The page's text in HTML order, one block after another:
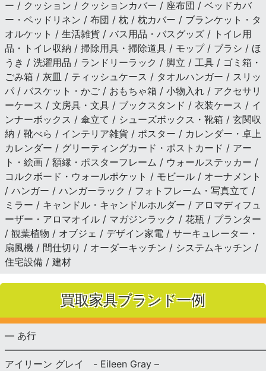
ー / クッション / クッションカバー / 座布団 / ベッドカバ
ー・ベッドリネン / 布団 / 枕 / 枕カバー / ブランケット・タ
オルケット / 生活雑貨 / バス用品・バスグッズ / トイレ用
品・トイレ収納 / 掃除用具・掃除道具 / モップ / ブラシ / ほ
うき / 洗濯用品 / ランドリーラック / 脚立 / 工具 / ゴミ箱・
ごみ箱 / 灰皿 / ティッシュケース / タオルハンガー / スリッ
パ / バスケット・かご / おもちゃ箱 / 小物入れ / アクセサリ
ーケース / 文房具・文具 / ブックスタンド / 衣装ケース / イ
ンナーボックス / 傘立て / シューズボックス・靴箱 / 玄関収
納 / 靴べら / インテリア雑貨 / ポスター / カレンダー・卓上
カレンダー / グリーティングカード・ポストカード / アー
ト・絵画 / 額縁・ポスターフレーム / ウォールステッカー /
コルクボード・ウォールポケット / モビール / オーナメント
/ ハンガー / ハンガーラック / フォトフレーム・写真立て /
ミラー / キャンドル・キャンドルホルダー / アロマディフュ
ーザー・アロマオイル / マガジンラック / 花瓶 / プランター
/ 観葉植物 / オブジェ / デザイン家電 / サーキュレーター・
扇風機 / 間仕切り / オーダーキッチン / システムキッチン /
住宅設備 / 建材
買取家具ブランド一例
— あ行
アイリーン グレイ - Eileen Gray –